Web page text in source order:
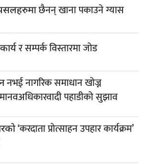
छैनन् खाना पकाउने ग्यास
र सम्पर्क विस्तारमा जोड
नभई नागरिक समाधान खोज्न
पहाडीको सुझाव
‘करदाता प्रोत्साहन उपहार कार्यक्रम’